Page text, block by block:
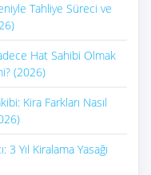
Tahliye Süreci ve
Hat Sahibi Olmak
(2026)
Kira Farkları Nasıl
3 Yıl Kiralama Yasağı